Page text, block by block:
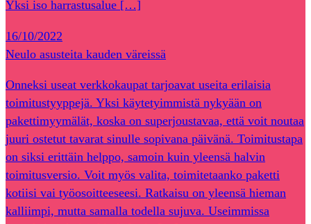
Yksi iso harrastusalue […]
16/10/2022
Neulo asusteita kauden väreissä
Onneksi useat verkkokaupat tarjoavat useita erilaisia
toimitustyyppejä. Yksi käytetyimmistä nykyään on
pakettimyymälät, koska on superjoustavaa, että voit noutaa
juuri ostetut tavarat sinulle sopivana päivänä. Toimitustapa
on siksi erittäin helppo, samoin kuin yleensä halvin
toimitusversio. Voit myös valita, toimitetaanko paketti
kotiisi vai työosoitteeseesi. Ratkaisu on yleensä hieman
kalliimpi, mutta samalla todella sujuva. Useimmissa